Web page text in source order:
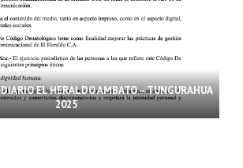
EL HERALDO AMBATO – TUNGURAHUA
2025